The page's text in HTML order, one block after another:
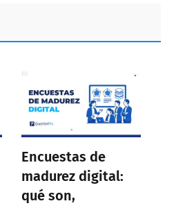
Encuestas de
madurez digital:
qué son,